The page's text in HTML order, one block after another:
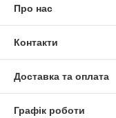
Про нас
Контакти
Доставка та оплата
Графік роботи